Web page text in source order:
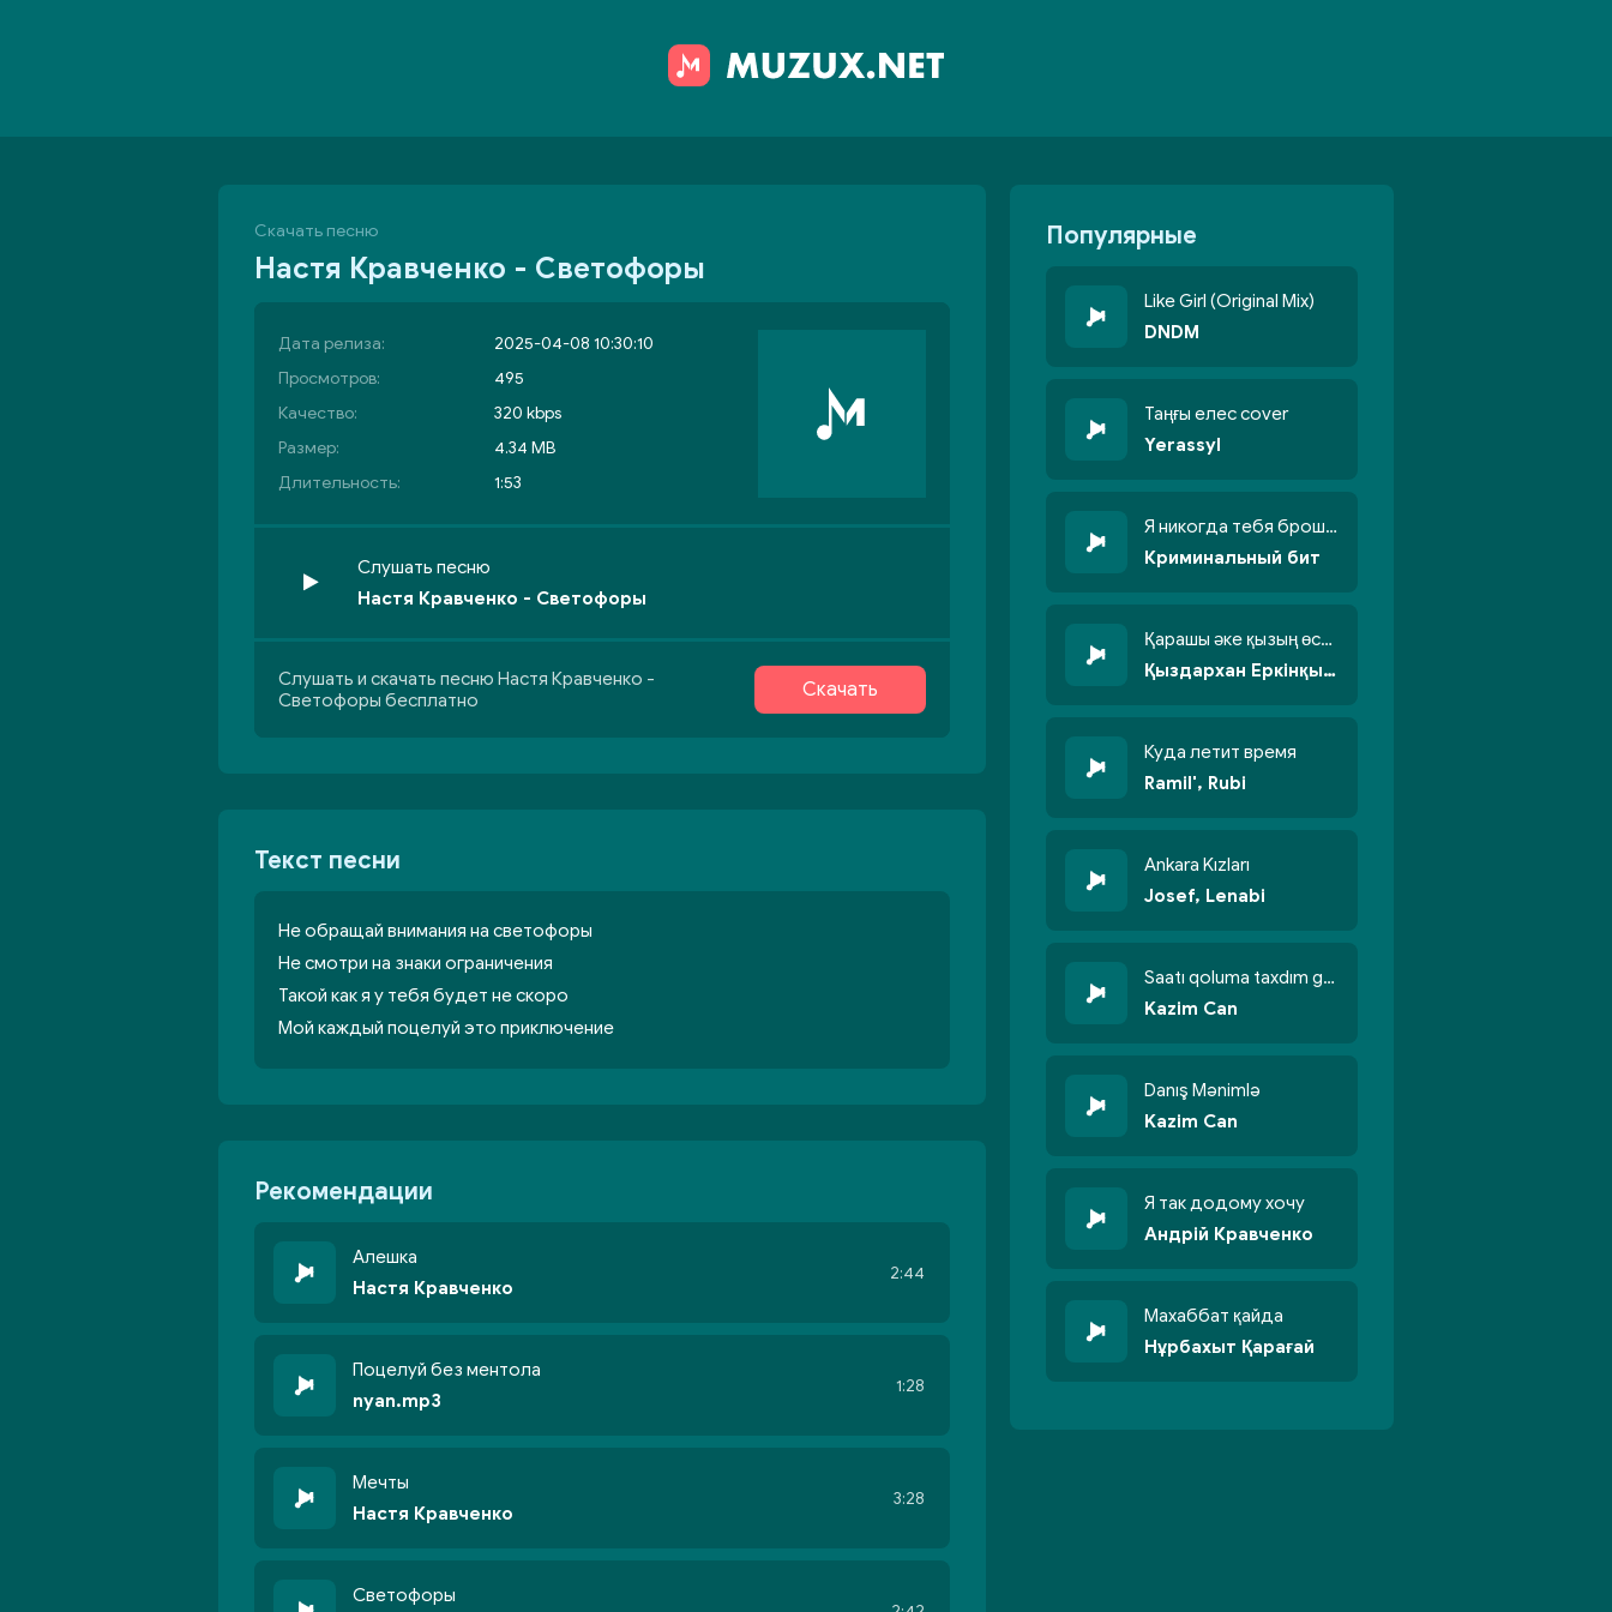
Скачать песню
Настя Кравченко - Светофоры
Дата релиза:
2025-04-08 10:30:10
Просмотров:
495
Качество:
320 kbps
Размер:
4.34 MB
Длительность:
1:53
Слушать песню
Настя Кравченко - Светофоры
Слушать и скачать песню Настя Кравченко -
Светофоры бесплатно
Скачать
Текст песни
Не обращай внимания на светофоры
Не смотри на знаки ограничения
Такой как я у тебя будет не скоро
Мой каждый поцелуй это приключение
Рекомендации
Алешка
Настя Кравченко
2:44
Поцелуй без ментола
nyan.mp3
1:28
Мечты
Настя Кравченко
3:28
Светофоры
Популярные
Like Girl (Original Mix)
DNDM
Таңғы елес cover
Yerassyl
Я никогда тебя брошу никогда не кину
Криминальный бит
Қарашы әке қызың өсті бойжеттіп
Қыздархан Еркінқызы
Куда летит время
Ramil', Rubi
Ankara Kızları
Josef, Lenabi
Saatı qoluma taxdım göyün üzünə qalxdım
Kazim Can
Danış Mənimlə
Kazim Can
Я так додому хочу
Андрій Кравченко
Махаббат қайда
Нұрбахыт Қарағай